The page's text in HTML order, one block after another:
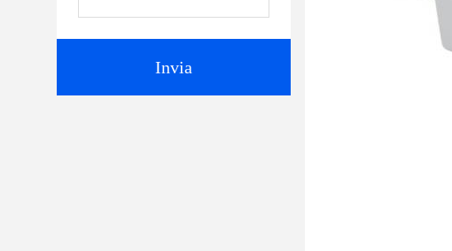
Invia